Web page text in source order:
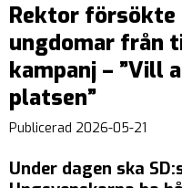
Rektor försökte
ungdomar från
kampanj – ”Vill
platsen”
Publicerad 2026-05-21
Under dagen ska